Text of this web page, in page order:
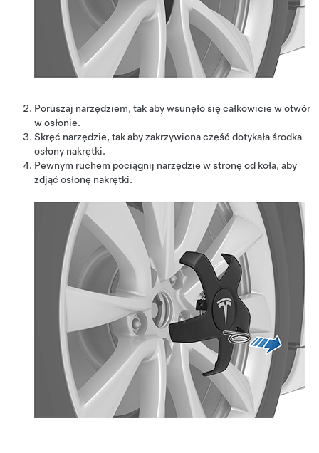
Poruszaj narzędziem, tak aby wsunęło się całkowicie w otwór
w osłonie.
Skręć narzędzie, tak aby zakrzywiona część dotykała środka
osłony nakrętki.
Pewnym ruchem pociągnij narzędzie w stronę od koła, aby
zdjąć osłonę nakrętki.